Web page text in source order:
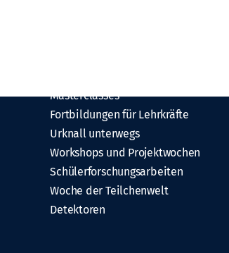
Masterclasses
Fortbildungen für Lehrkräfte
Urknall unterwegs
Workshops und Projektwochen
Schülerforschungsarbeiten
Woche der Teilchenwelt
Detektoren